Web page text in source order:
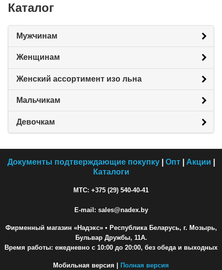
Каталог
Мужчинам
Женщинам
Женский ассортимент изо льна
Мальчикам
Девочкам
Документы подтверждающие покупку| Опт| Акции
Каталоги
МТС: +375 (29) 540-40-41
E-mail: sales@nadex.by
Фирменный магазин «Надэкс»• Республика Беларусь, г. Мозырь,
Бульвар Дружбы, 11А.
Время работы: ежедневно с 10:00 до 20:00, без обеда и выходных
Мобильная версия | Полная версия